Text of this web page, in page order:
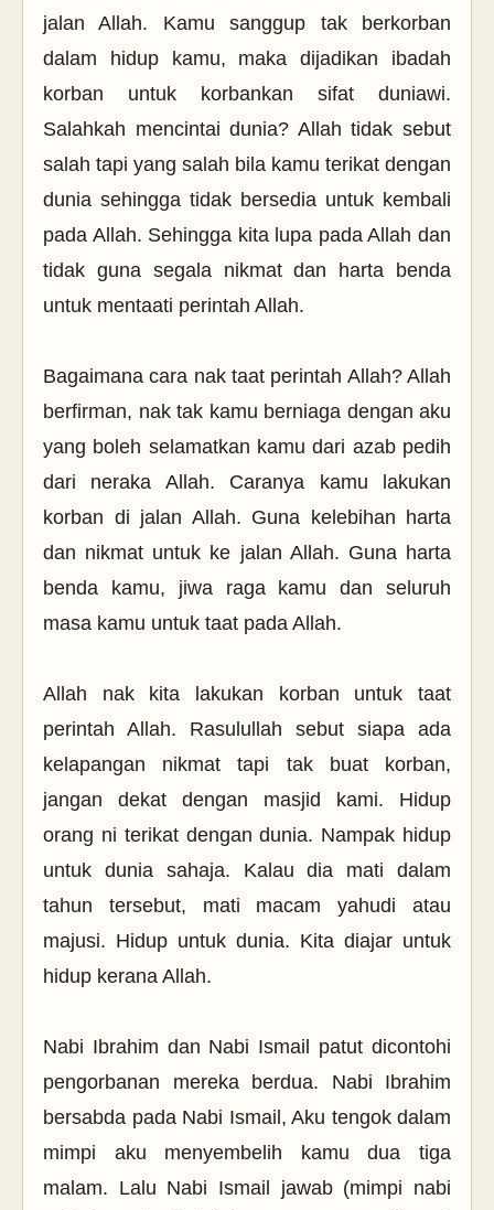
jalan Allah. Kamu sanggup tak berkorban
dalam hidup kamu, maka dijadikan ibadah
korban untuk korbankan sifat duniawi.
Salahkah mencintai dunia? Allah tidak sebut
salah tapi yang salah bila kamu terikat dengan
dunia sehingga tidak bersedia untuk kembali
pada Allah. Sehingga kita lupa pada Allah dan
tidak guna segala nikmat dan harta benda
untuk mentaati perintah Allah.
Bagaimana cara nak taat perintah Allah? Allah
berfirman, nak tak kamu berniaga dengan aku
yang boleh selamatkan kamu dari azab pedih
dari neraka Allah. Caranya kamu lakukan
korban di jalan Allah. Guna kelebihan harta
dan nikmat untuk ke jalan Allah. Guna harta
benda kamu, jiwa raga kamu dan seluruh
masa kamu untuk taat pada Allah.
Allah nak kita lakukan korban untuk taat
perintah Allah. Rasulullah sebut siapa ada
kelapangan nikmat tapi tak buat korban,
jangan dekat dengan masjid kami. Hidup
orang ni terikat dengan dunia. Nampak hidup
untuk dunia sahaja. Kalau dia mati dalam
tahun tersebut, mati macam yahudi atau
majusi. Hidup untuk dunia. Kita diajar untuk
hidup kerana Allah.
Nabi Ibrahim dan Nabi Ismail patut dicontohi
pengorbanan mereka berdua. Nabi Ibrahim
bersabda pada Nabi Ismail, Aku tengok dalam
mimpi aku menyembelih kamu dua tiga
malam. Lalu Nabi Ismail jawab (mimpi nabi